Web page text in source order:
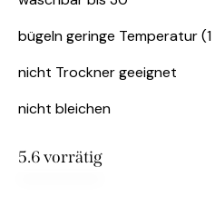
bügeln geringe Temperatur
nicht Trockner geeignet
nicht bleichen
5.6 vorrätig